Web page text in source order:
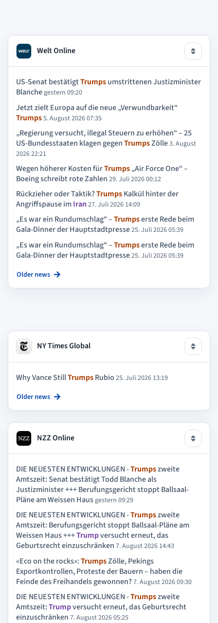
Welt Online
US-Senat bestätigtTrumpsumstrittenen Justizminister
Blanchegestern 09:20
Jetzt zielt Europa auf die neue „Verwundbarkeit“
Trumps5. August 2026 07:35
„Regierung versucht, illegal Steuern zu erhöhen“ – 25
US-Bundesstaaten klagen gegenTrumpsZölle3. August
2026 22:21
Wegen höherer Kosten fürTrumps„Air Force One“ –
Boeing schreibt rote Zahlen 29. Juli 2026 00:12
Rückzieher oder Taktik?TrumpsKalkül hinter der
Angriffspause imIran 27. Juli 2026 14:09
„Es war ein Rundumschlag“ –Trumpserste Rede beim
Gala-Dinner der Hauptstadtpresse25. Juli 2026 05:39
„Es war ein Rundumschlag“ –Trumpserste Rede beim
Gala-Dinner der Hauptstadtpresse25. Juli 2026 05:39
Older news
NY Times Global
Why Vance StillTrumpsRubio 25. Juli 2026 13:19
Older news
NZZ Online
DIE NEUESTEN ENTWICKLUNGEN -Trumpszweite
Amtszeit: Senat bestätigt Todd Blanche als
Justizminister +++ Berufungsgericht stoppt Ballsaal-
Pläne am Weissen Hausgestern 09:29
DIE NEUESTEN ENTWICKLUNGEN -Trumpszweite
Amtszeit: Berufungsgericht stoppt Ballsaal-Pläne am
Weissen Haus +++Trumpversucht erneut, das
Geburtsrecht einzuschränken 7. August 2026 14:43
«Eco on the rocks»:TrumpsZölle, Pekings
Exportkontrollen, Proteste der Bauern – haben die
Feinde des Freihandels gewonnen?7. August 2026 09:30
DIE NEUESTEN ENTWICKLUNGEN -Trumpszweite
Amtszeit:Trumpversucht erneut, das Geburtsrecht
einzuschränken 7. August 2026 05:25